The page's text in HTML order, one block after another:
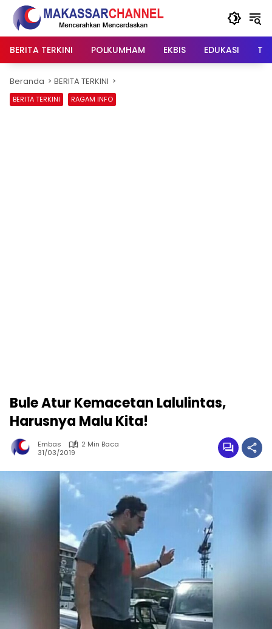
Langsung
konten
BERITA TERKINI
POLKUMHAM EKBIS EDUKASI
Beranda BERITA TERKINI
BERITA TERKINI RAGAM INFO
Bule Atur Kemacetan Lalulintas,
Harusnya Malu Kita!
Embas
2 Min Baca
31/03/2019